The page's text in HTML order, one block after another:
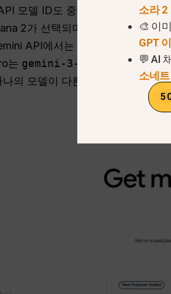
모델 ID도 중요합니다. Gemini
2가 선택되며, ‘Redo with
API에서는 Nano Banana 2가
는 gemini-3-pro-이미지 , 그리
나의 모델이 다른 모든 모델을 대
소라 2
🎨 이
GPT
💬 AI
소네